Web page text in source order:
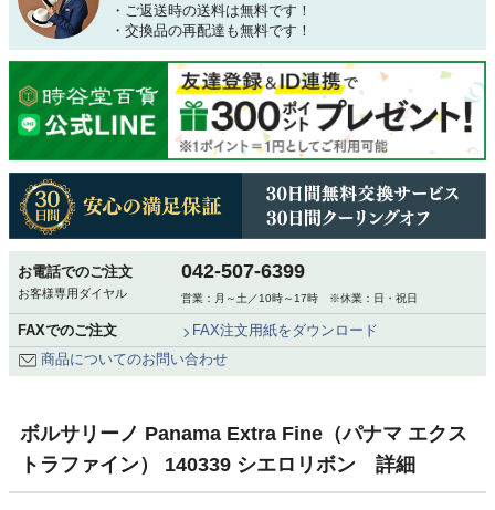
・ご返送時の送料は無料です！
・交換品の再配達も無料です！
お電話でのご注文
お客様専用ダイヤル
042-507-6399
営業：月～土／10時～17時 ※休業：日・祝日
FAXでのご注文
FAX注文用紙をダウンロード
商品についてのお問い合わせ
ボルサリーノ Panama Extra Fine（パナマ エクス
トラファイン） 140339 シエロリボン 詳細